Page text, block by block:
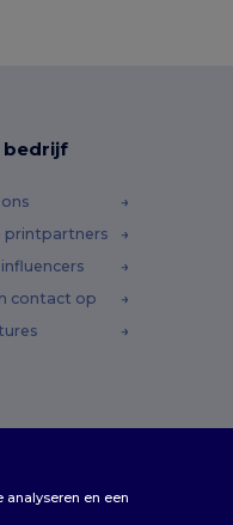
bedrijf
printpartners
contact op
en een